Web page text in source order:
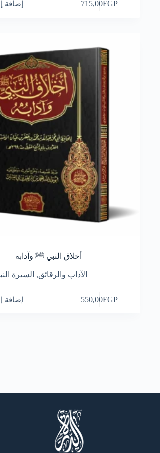
715,00EGP إضافة
أخلاق النبي ﷺ وآدابه
الآداب والرقائق, السيرة
550,00EGP إضافة